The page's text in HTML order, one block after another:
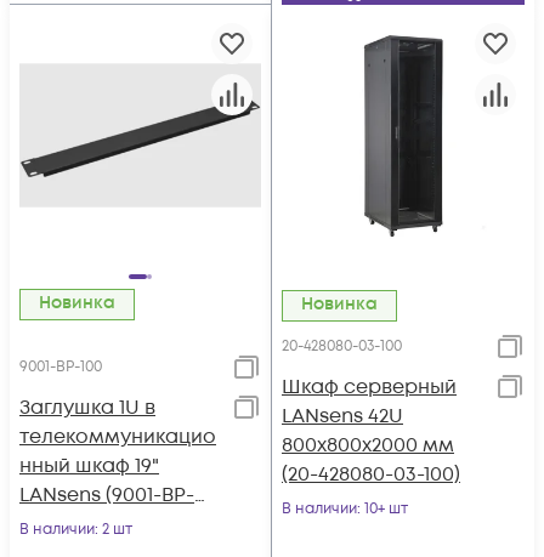
Новинка
9001-BP-100
Заглушка 1U в
телекоммуникацио
нный шкаф 19"
LANsens (9001-BP-
100)
В наличии: 2 шт
Новинка
20-428080-03-100
Шкаф серверный
LANsens 42U
800x800x2000 мм
(20-428080-03-100)
В наличии: 10+ шт